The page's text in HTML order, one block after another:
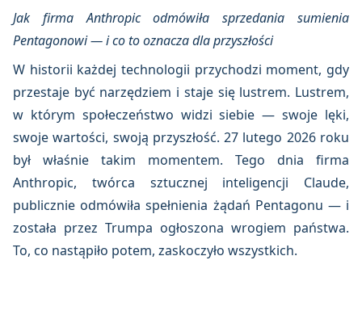
Jak firma Anthropic odmówiła sprzedania sumienia
Pentagonowi — i co to oznacza dla przyszłości
W historii każdej technologii przychodzi moment, gdy
przestaje być narzędziem i staje się lustrem. Lustrem,
w którym społeczeństwo widzi siebie — swoje lęki,
swoje wartości, swoją przyszłość. 27 lutego 2026 roku
był właśnie takim momentem. Tego dnia firma
Anthropic, twórca sztucznej inteligencji Claude,
publicznie odmówiła spełnienia żądań Pentagonu — i
została przez Trumpa ogłoszona wrogiem państwa.
To, co nastąpiło potem, zaskoczyło wszystkich.